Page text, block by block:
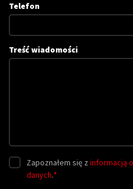
Telefon
Treść wiadomości
Zapoznałem się z informacją
danych.*